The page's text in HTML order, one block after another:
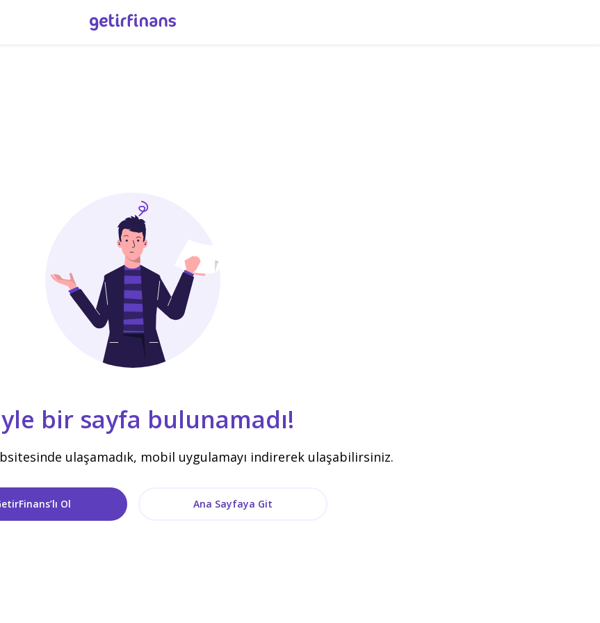
bir sayfa bulunamadı!
ulaşamadık, mobil uygulamayı indirerek ulaşabilirsiniz.
Ol Ana Sayfaya Git